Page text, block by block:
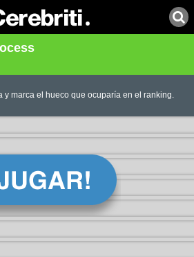
y marca el hueco que ocuparía en el ranking.